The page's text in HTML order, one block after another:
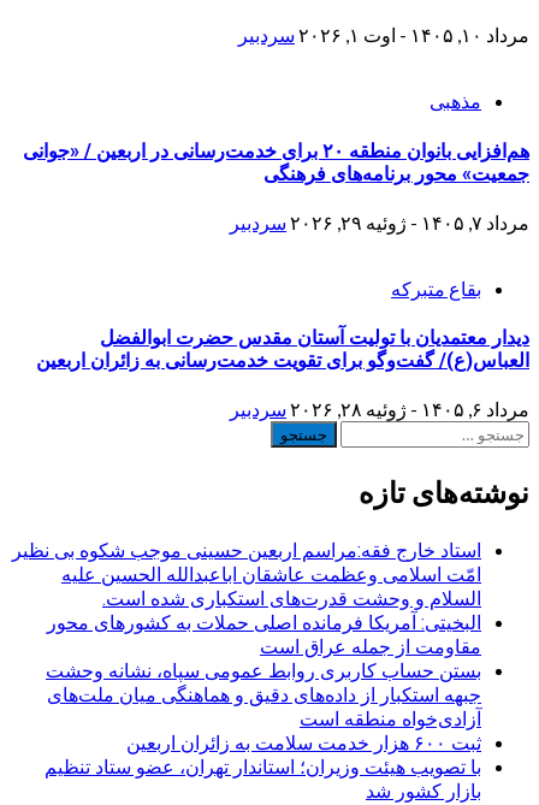
مرداد ۱۰, ۱۴۰۵ - اوت ۱, ۲۰۲۶ سردبیر
مذهبی
هم‌افزایی بانوان منطقه ۲۰ برای خدمت‌رسانی در اربعین / «جوانی
جمعیت» محور برنامه‌های فرهنگی
مرداد ۷, ۱۴۰۵ - ژوئیه ۲۹, ۲۰۲۶ سردبیر
بقاع متبرکه
دیدار معتمدیان با تولیت آستان مقدس حضرت ابوالفضل
العباس(ع)/ گفت‌وگو برای تقویت خدمت‌رسانی به زائران اربعین
مرداد ۶, ۱۴۰۵ - ژوئیه ۲۸, ۲۰۲۶
سردبیر
جستجو
نوشته‌های تازه
استاد خارج فقه:مراسم اربعین حسینی موجب شکوه بی نظیر
امّت اسلامی وعظمت عاشقان اباعبدالله الحسین علیه
السلام و وحشت قدرت‌های استکباری شده است.
البخیتی: آمریکا فرمانده اصلی حملات به کشورهای محور
مقاومت از جمله عراق است
بستن حساب کاربری روابط عمومی سپاه، نشانه‌ وحشت
جبهه استکبار از داده‌های دقیق و هماهنگی میان ملت‌های
آزادی‌خواه منطقه است
ثبت ۶۰۰ هزار خدمت سلامت به زائران اربعین
با تصویب هیئت وزیران؛ استاندار تهران، عضو ستاد تنظیم
بازار کشور شد